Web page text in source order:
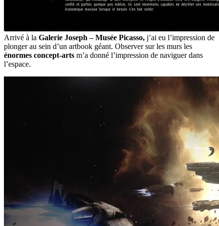
Arrivé à la Galerie Joseph – Musée Picasso, j’ai eu l’impression de
plonger au sein d’un artbook géant. Observer sur les murs les
énormes concept-arts m’a donné l’impression de naviguer dans
l’espace.